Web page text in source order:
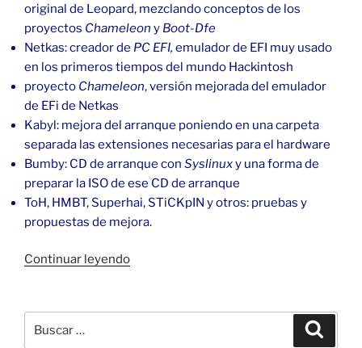
original de Leopard, mezclando conceptos de los
proyectos Chameleon y Boot-Dfe
Netkas: creador de PC EFI, emulador de EFI muy usado
en los primeros tiempos del mundo Hackintosh
proyecto Chameleon, versión mejorada del emulador
de EFi de Netkas
Kabyl: mejora del arranque poniendo en una carpeta
separada las extensiones necesarias para el hardware
Bumby: CD de arranque con Syslinuxy una forma de
preparar la ISO de ese CD de arranque
ToH, HMBT, Superhai, STiCKpIN y otros: pruebas y
propuestas de mejora.
Continuar leyendo«macOS
en
por: